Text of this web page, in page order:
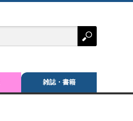
雑誌・書籍